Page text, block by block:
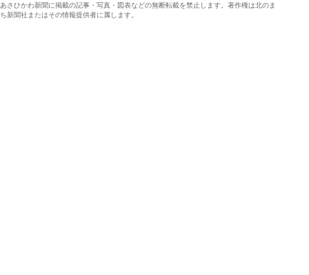
あさひかわ新聞に掲載の記事・写真・図表などの無断転載を禁止します。著作権は北のま
ち新聞社またはその情報提供者に属します。